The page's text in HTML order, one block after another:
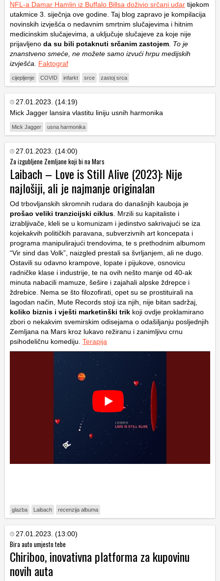
NFL-a Damar Hamlin iz Buffalo Billsa doživio srčani udar tijekom
utakmice 3. siječnja ove godine. Taj blog zapravo je kompilacija
novinskih izvješća o nedavnim smrtnim slučajevima i hitnim
medicinskim slučajevima, a uključuje slučajeve za koje nije
prijavljeno da su bili potaknuti srčanim zastojem To je
znanstveno smeće, ne možete samo izvući hrpu medijskih
izvješća. Faktograf
cijepljenje COVID infarkt srce zastoj srca
27.01.2023. (14:19)
Mick Jagger lansira vlastitu liniju usnih harmonika
Mick Jagger usna harmonika
27.01.2023. (14:00)
Za izgubljene Zemljane koji bi na Mars
Laibach – Love is Still Alive (2023): Nije
najlošiji, ali je najmanje originalan
Od trbovljanskih skromnih rudara do današnjih kauboja je
prošao veliki tranzicijski ciklus . Mrzili su kapitaliste i
izrabljivače, kleli se u komunizam i jedinstvo sakrivajući se iza
kojekakvih političkih paravana, subverzivnih art koncepata i
programa manipulirajući trendovima, te s prethodnim albumom
“Vir sind das Volk”, naizgled prestali sa švrljanjem, ali ne dugo.
Ostavili su odavno krampove, lopate i pijukove, osnovicu
radničke klase i industrije, te na ovih nešto manje od 40-ak
minuta nabacili mamuze, šešire i zajahali alpske ždrepce i
ždrebice. Nema se što filozofirati, opet su se prostituirali na
lagodan način, Mute Records stoji iza njih, nije bitan sadržaj,
koliko biznis i vješti marketinški trik koji ovdje proklamirano
zbori o nekakvim svemirskim odisejama o odašiljanju posljednjih
Zemljana na Mars kroz lukavo režiranu i zanimljivu crnu
psihodeličnu komediju. Terapija
glazba Laibach recenzija albuma
27.01.2023. (13:00)
Bira auto umjesto tebe
Chiriboo, inovativna platforma za kupovinu
novih auta